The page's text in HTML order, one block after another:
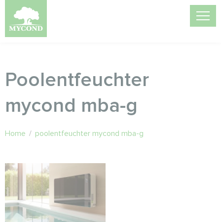
Poolentfeuchter
mycond mba-g
Home / poolentfeuchter mycond mba-g